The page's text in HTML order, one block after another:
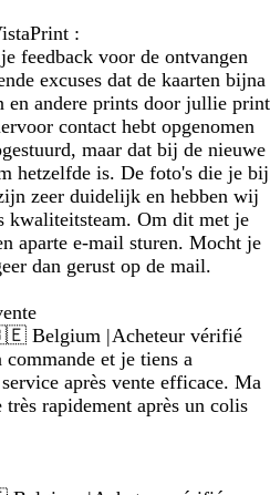
:
feedback voor de ontvangen
excuses dat de kaarten bijna
en andere prints door jullie print
contact hebt opgenomen
maar dat bij de nieuwe
hetzelfde is. De foto's die je bij
zeer duidelijk en hebben wij
kwaliteitsteam. Om dit met je
aparte e-mail sturen. Mocht je
dan gerust op de mail.
Belgium |Acheteur vérifié
et je tiens a
après vente efficace. Ma
rapidement après un colis